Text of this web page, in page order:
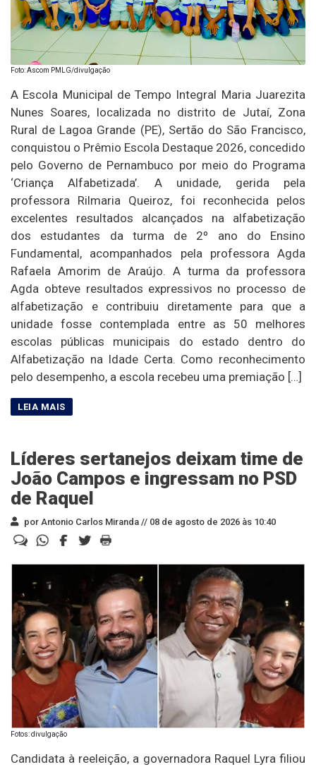
Foto: Ascom PMLG/divulgação
A Escola Municipal de Tempo Integral Maria Juarezita
Nunes Soares, localizada no distrito de Jutaí, Zona
Rural de Lagoa Grande (PE), Sertão do São Francisco,
conquistou o Prêmio Escola Destaque 2026, concedido
pelo Governo de Pernambuco por meio do Programa
‘Criança Alfabetizada’. A unidade, gerida pela
professora Rilmaria Queiroz, foi reconhecida pelos
excelentes resultados alcançados na alfabetização
dos estudantes da turma de 2º ano do Ensino
Fundamental, acompanhados pela professora Agda
Rafaela Amorim de Araújo. A turma da professora
Agda obteve resultados expressivos no processo de
alfabetização e contribuiu diretamente para que a
unidade fosse contemplada entre as 50 melhores
escolas públicas municipais do estado dentro do
Alfabetização na Idade Certa. Como reconhecimento
pelo desempenho, a escola recebeu uma premiação […]
Líderes sertanejos deixam time de
João Campos e ingressam no PSD
de Raquel
por Antonio Carlos Miranda // 08 de agosto de 2026 às 10:40
Fotos: divulgação
Candidata à reeleição, a governadora Raquel Lyra filiou